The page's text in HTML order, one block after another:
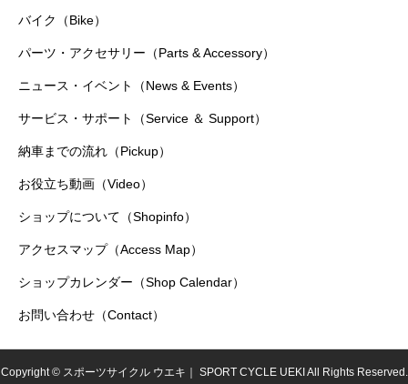
バイク（Bike）
パーツ・アクセサリー（Parts & Accessory）
ニュース・イベント（News & Events）
サービス・サポート（Service ＆ Support）
納車までの流れ（Pickup）
お役立ち動画（Video）
ショップについて（Shopinfo）
アクセスマップ（Access Map）
ショップカレンダー（Shop Calendar）
お問い合わせ（Contact）
Copyright © スポーツサイクル ウエキ｜ SPORT CYCLE UEKI All Rights Reserved.